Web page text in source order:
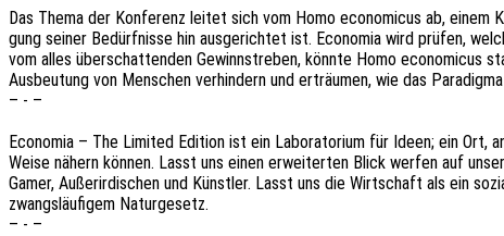
Das Thema der Konfe­renz leitet sich vom Homo econo­mic­us ab,
gung seiner Bedürf­nis­se hin ausge­rich­tet ist. Econo­mia wird prüfen,
vom alles über­schat­ten­den Gewinn­stre­ben, könnte Homo econo­mic­us
Ausbeu­tung von Menschen verhin­dern und erträu­men, wie das
– - –
Econo­mia – The Limi­t­ed Editi­on ist ein Labo­ra­to­ri­um für Ideen; ein Ort,
Weise nähern können. Lasst uns einen erwei­ter­ten Blick werfen auf
Gamer, Außer­ir­di­schen und Künst­ler. Lasst uns die Wirt­schaft als ein
zwangs­läu­fi­gem Naturgesetz.
– - –